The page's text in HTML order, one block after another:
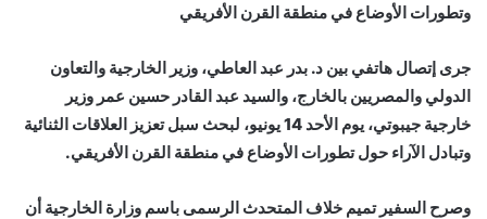
وتطورات الأوضاع في منطقة القرن الأفريقي
جرى إتصال هاتفي بين د. بدر عبد العاطي، وزير الخارجية والتعاون
الدولي والمصريين بالخارج، والسيد عبد القادر حسين عمر وزير
خارجية جيبوتي، يوم الأحد 14 يونيو، لبحث سبل تعزيز العلاقات الثنائية
وتبادل الآراء حول تطورات الأوضاع في منطقة القرن الأفريقي.
وصرح السفير تميم خلاف المتحدث الرسمى باسم وزارة الخارجية أن